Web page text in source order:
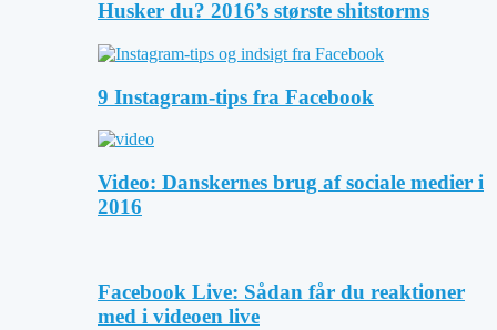
Husker du? 2016’s største shitstorms
9 Instagram-tips fra Facebook
Video: Danskernes brug af sociale medier i
2016
Facebook Live: Sådan får du reaktioner
med i videoen live